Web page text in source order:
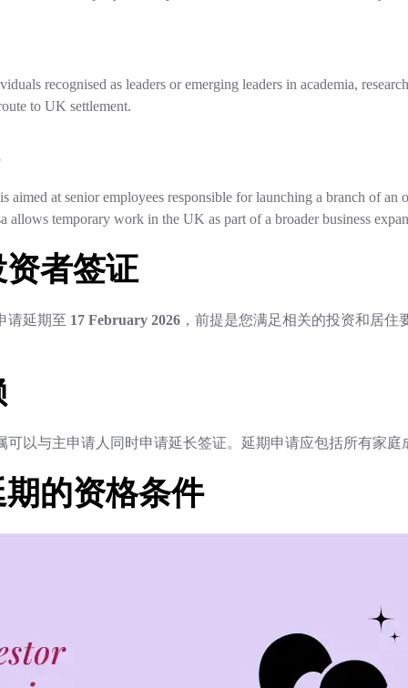
recognised as leaders or emerging leaders in academia,
to UK settlement.
aimed at senior employees responsible for launching a branch of an
allows temporary work in the UK as part of a broader business
者签证
请延期至 17 February 2026 ，前提是您满足相关的投资和居
可以与主申请人同时申请延长签证。延期申请应包括所有家
的资格条件